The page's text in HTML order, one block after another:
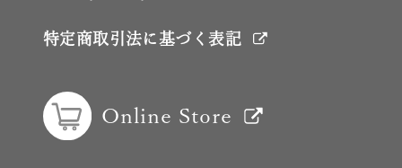
Online Store
特定商取引法に基づく表記